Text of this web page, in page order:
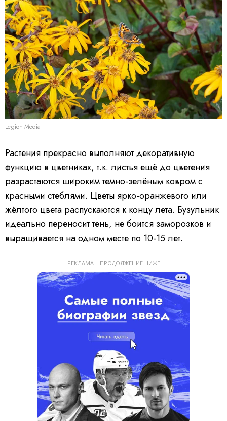
Legion-Media
Растения прекрасно выполняют декоративную
функцию в цветниках, т.к. листья ещё до цветения
разрастаются широким темно-зелёным ковром с
красными стеблями. Цветы ярко-оранжевого или
жёлтого цвета распускаются к концу лета. Бузульник
идеально переносит тень, не боится заморозков и
выращивается на одном месте по 10-15 лет.
РЕКЛАМА – ПРОДОЛЖЕНИЕ НИЖЕ